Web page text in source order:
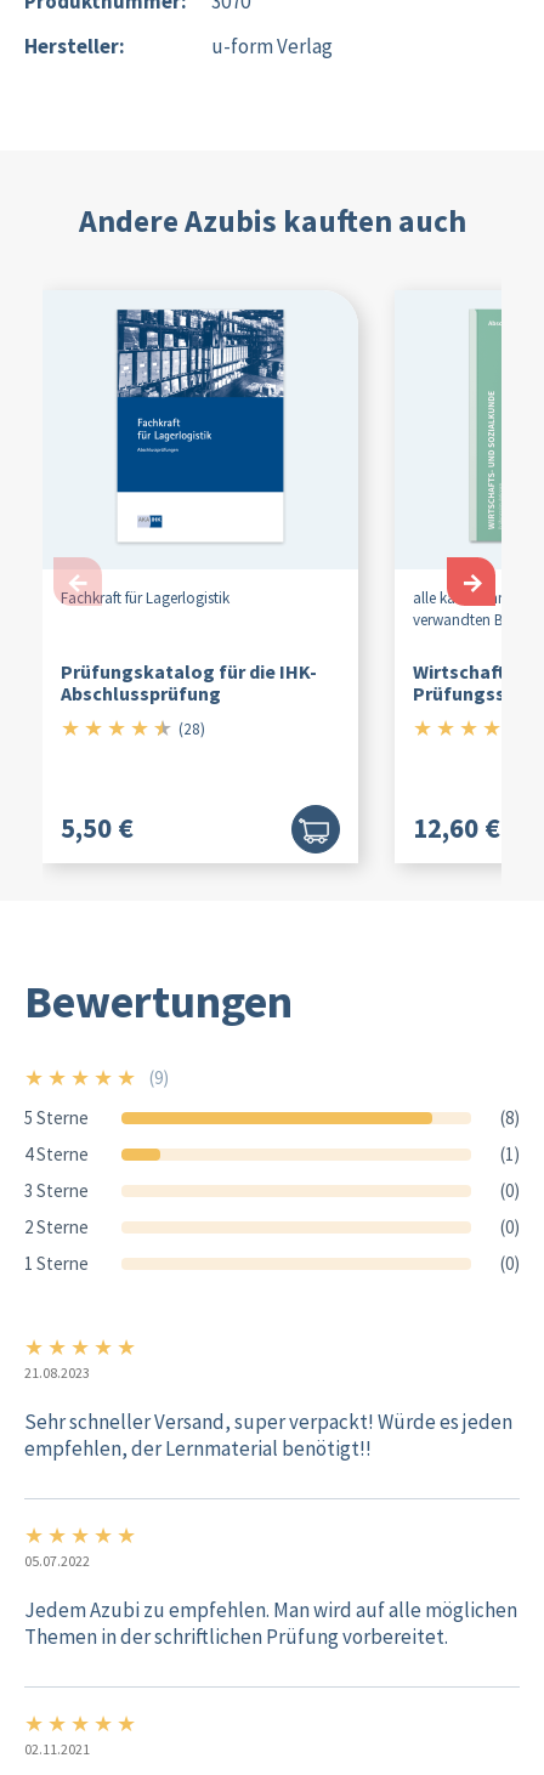
Hersteller:
u-form Verlag
Andere Azubis kauften auch
Fachkraft für Lagerlogistik
Prüfungskatalog für die IHK-
Abschlussprüfung
★ ★ ★ ★ ★4.5/5
(28)
5,50 €
alle
verwandten Berufe
Wirtschafts-
★ ★ ★ ★
12,60 €
← →
Bewertungen
★ ★ ★ ★ ★ 5/5
(9)
5 Sterne
(8)
4 Sterne
(1)
3 Sterne
(0)
2 Sterne
(0)
1 Sterne
(0)
★ ★ ★ ★ ★
21.08.2023
Sehr schneller Versand, super verpackt! Würde es jeden
empfehlen, der Lernmaterial benötigt!!
★ ★ ★ ★ ★
05.07.2022
Jedem Azubi zu empfehlen. Man wird auf alle möglichen
Themen in der schriftlichen Prüfung vorbereitet.
★ ★ ★ ★ ★
02.11.2021